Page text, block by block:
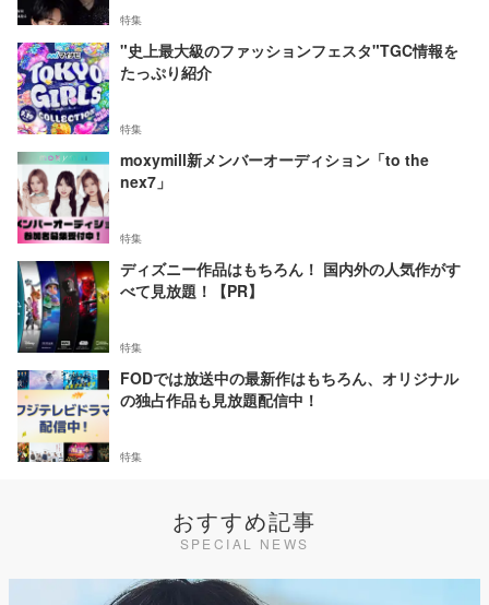
特集
"史上最大級のファッションフェスタ"TGC情報を
たっぷり紹介
特集
moxymill新メンバーオーディション「to the
nex7」
特集
ディズニー作品はもちろん！ 国内外の人気作がす
べて見放題！【PR】
特集
FODでは放送中の最新作はもちろん、オリジナル
の独占作品も見放題配信中！
特集
おすすめ記事
SPECIAL NEWS